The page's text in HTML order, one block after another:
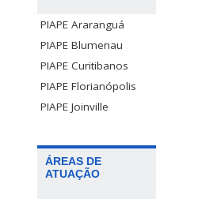
PIAPE Araranguá
PIAPE Blumenau
PIAPE Curitibanos
PIAPE Florianópolis
PIAPE Joinville
ÁREAS DE
ATUAÇÃO